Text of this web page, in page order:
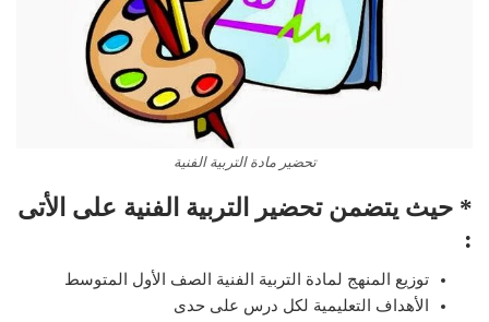
تحضير مادة التربية الفنية
* حيث يتضمن تحضير التربية الفنية على الأتى
:
توزيع المنهج لمادة التربية الفنية الصف الأول المتوسط
الأهداف التعليمية لكل درس على حدى